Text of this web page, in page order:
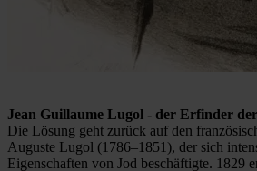
Jean Guillaume Lugol - der Erfinder
Die Lösung geht zurück auf den
Auguste Lugol (1786–1851), der sich
Eigenschaften von Jod beschäftigte. 1829